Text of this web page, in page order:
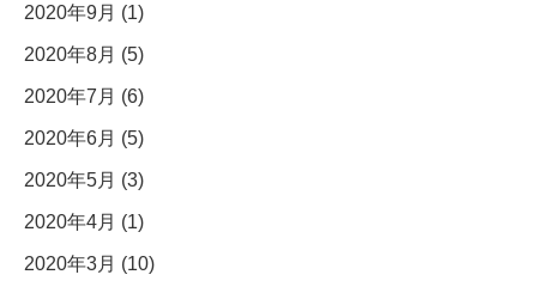
2020年9月 (1)
2020年8月 (5)
2020年7月 (6)
2020年6月 (5)
2020年5月 (3)
2020年4月 (1)
2020年3月 (10)